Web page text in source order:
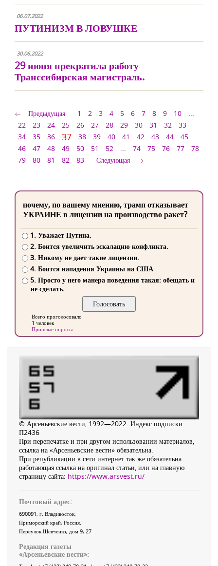
06.07.2022
ПУТИНИЗМ В ЛОВУШКЕ
30.06.2022
29 июня прекратила работу
Транссибирская магистраль.
Предыдущая 1 2 3 4 5 6 7 8 9 10
...
22
23 24 25 26 27 28 29 30 31 32
33
34
35 36 37 38 39 40 41 42 43 44
45
46
47 48 49 50 51 52 ... 74 75 76 77
78
79
80 81 82 83 Следующая
почему, по вашему мнению, трамп отказывает
УКРАИНЕ в лицензии на производство ракет?
1. Уважает Путина.
2. Боится увеличить эскалацию конфликта.
3. Никому не дает такие лицензии.
4. Боится нападения Украины на США
5. Просто у него манера поведения такая: обещать и
не сделать.
Всего проголосовало
1 человек
Прошлые опросы
© Арсеньевские вести, 1992—2022. Индекс подписки:
П2436
При перепечатке и при другом использовании материалов,
ссылка на «Арсеньевские вести» обязательна.
При републикации в сети интернет так же обязательна
работающая ссылка на оригинал статьи, или на главную
страницу сайта: https://www.arsvest.ru/
Почтовый адрес:
690091, г. Владивосток,
Приморский край, Россия
Переулок Шевченко, дом 9, 27
Редакция газеты
«Арсеньевские вести»: